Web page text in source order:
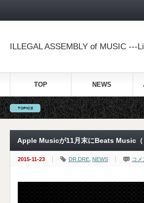
ILLEGAL ASSEMBLY of MUSIC ---
TOP NEWS
Apple Musicが11月末にBeats Music（
2015-11-23 DR.DRE NEWS コメ